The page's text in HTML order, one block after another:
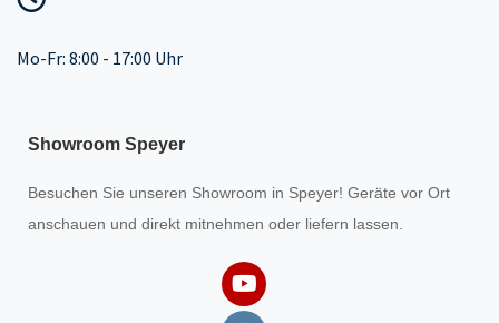
Mo-Fr: 8:00 - 17:00 Uhr
Showroom Speyer
Besuchen Sie unseren Showroom in Speyer! Geräte vor Ort
anschauen und direkt mitnehmen oder liefern lassen.